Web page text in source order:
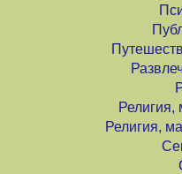
Религия,